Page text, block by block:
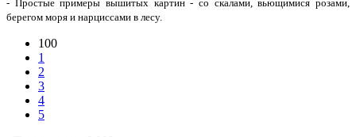
- Простые примеры вышитых картин - со скалами, вьющимися розами,
берегом моря и нарциссами в лесу.
100
1
2
3
4
5